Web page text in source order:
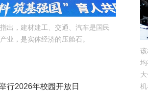
出，建材建工、交通、汽车是国民
业，是实体经济的压舱石。
行2026年校园开放日